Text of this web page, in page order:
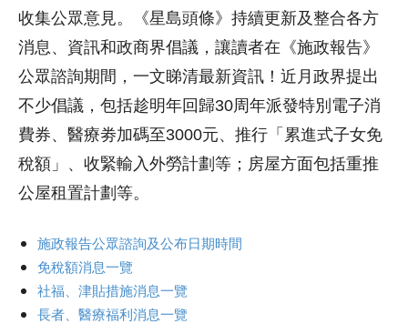
收集公眾意見。《星島頭條》持續更新及整合各方
消息、資訊和政商界倡議，讓讀者在《施政報告》
公眾諮詢期間，一文睇清最新資訊！近月政界提出
不少倡議，包括趁明年回歸30周年派發特別電子消
費券、醫療劵加碼至3000元、推行「累進式子女免
稅額」、收緊輸入外勞計劃等；房屋方面包括重推
公屋租置計劃等。
施政報告公眾諮詢及公布日期時間
免稅額消息一覽
社福、津貼措施消息一覽
長者、醫療福利消息一覽